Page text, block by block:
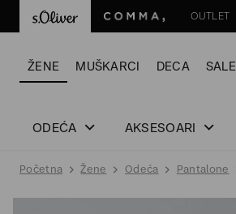
OUTLET
ŽENE MUŠKARCI DECA SALE
ODEĆA AKSESOARI
Početna Žene Odeća Pantalone